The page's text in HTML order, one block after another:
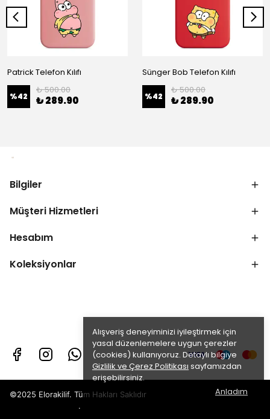
Alışveriş deneyiminizi iyileştirmek için
yasal düzenlemelere uygun çerezler
(cookies) kullanıyoruz. Detaylı bilgiye
Gizlilik ve Çerez Politikası sayfamızdan
erişebilirsiniz.
Anladım
Patrick Telefon Kılıfı
%42
₺ 500.00
₺ 289.90
Sünger Bob Telefon Kılıfı
%42
₺ 500.00
₺ 289.90
Bilgiler
Müşteri Hizmetleri
Hesabım
Koleksiyonlar
©2025 Elorakilif. Tüm Hakları Saklıdır
.